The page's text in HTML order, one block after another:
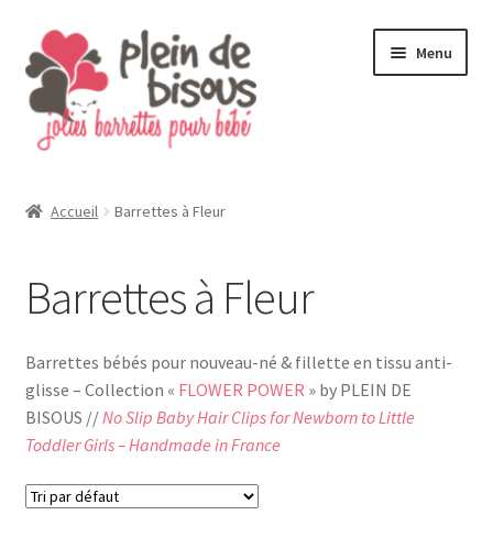
Aller
à
la
navigation
Aller
au
contenu
Menu
Accueil Barrettes à Fleur
Barrettes à Fleur
Barrettes bébés pour nouveau-né & fillette en tissu anti-
glisse – Collection « FLOWER POWER » by PLEIN DE
BISOUS //No Slip Baby Hair Clips for Newborn to Little
Toddler Girls – Handmade in France